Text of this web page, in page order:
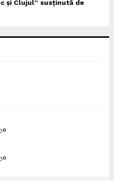
și Clujul” susținută de
°
°